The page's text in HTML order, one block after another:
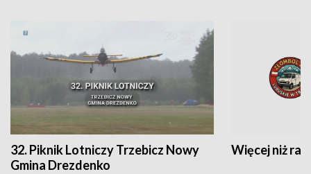
32. Piknik Lotniczy Trzebicz Nowy
Gmina Drezdenko
Więcej niż rajd